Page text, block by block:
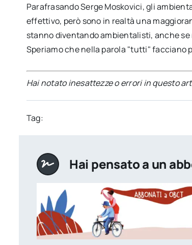
Parafrasando Serge Moskovici, gli
effettivo, però sono in realtà una
stanno diventando ambientalisti, anche
Speriamo che nella parola "tutti" facciano
Hai notato inesattezze o errori in questo
Tag:
Hai pensato a un